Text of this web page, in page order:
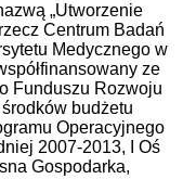
„Utworzenie
Centrum Badań
Medycznego w
ze
Funduszu Rozwoju
budżetu
Operacyjnego
2007-2013, I Oś
Gospodarka,